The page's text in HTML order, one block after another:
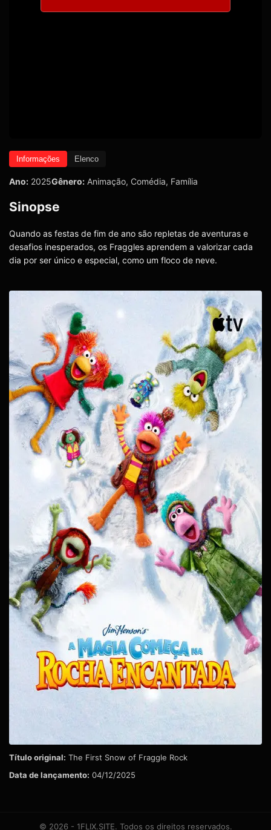
Informações Elenco
Ano: 2025Gênero: Animação, Comédia, Família
Sinopse
Quando as festas de fim de ano são repletas de aventuras e
desafios inesperados, os Fraggles aprendem a valorizar cada
dia por ser único e especial, como um floco de neve.
Título original: The First Snow of Fraggle Rock
Data de lançamento: 04/12/2025
© 2026 - 1FLIX.SITE. Todos os direitos reservados.